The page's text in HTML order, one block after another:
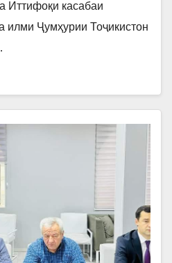
Иттифоқи касабаи
илми Ҷумҳурии Тоҷикистон